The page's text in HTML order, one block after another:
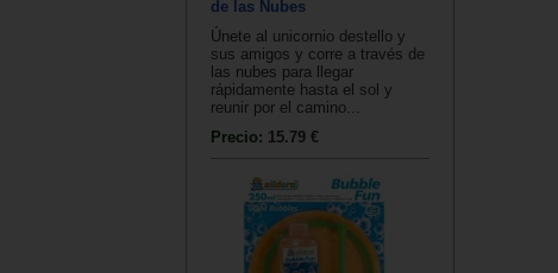
de las Nubes
Únete al unicornio destello y
sus amigos y corre a través de
las nubes para llegar
rápidamente hasta el sol y
reunir por el camino...
Precio: 15.79 €